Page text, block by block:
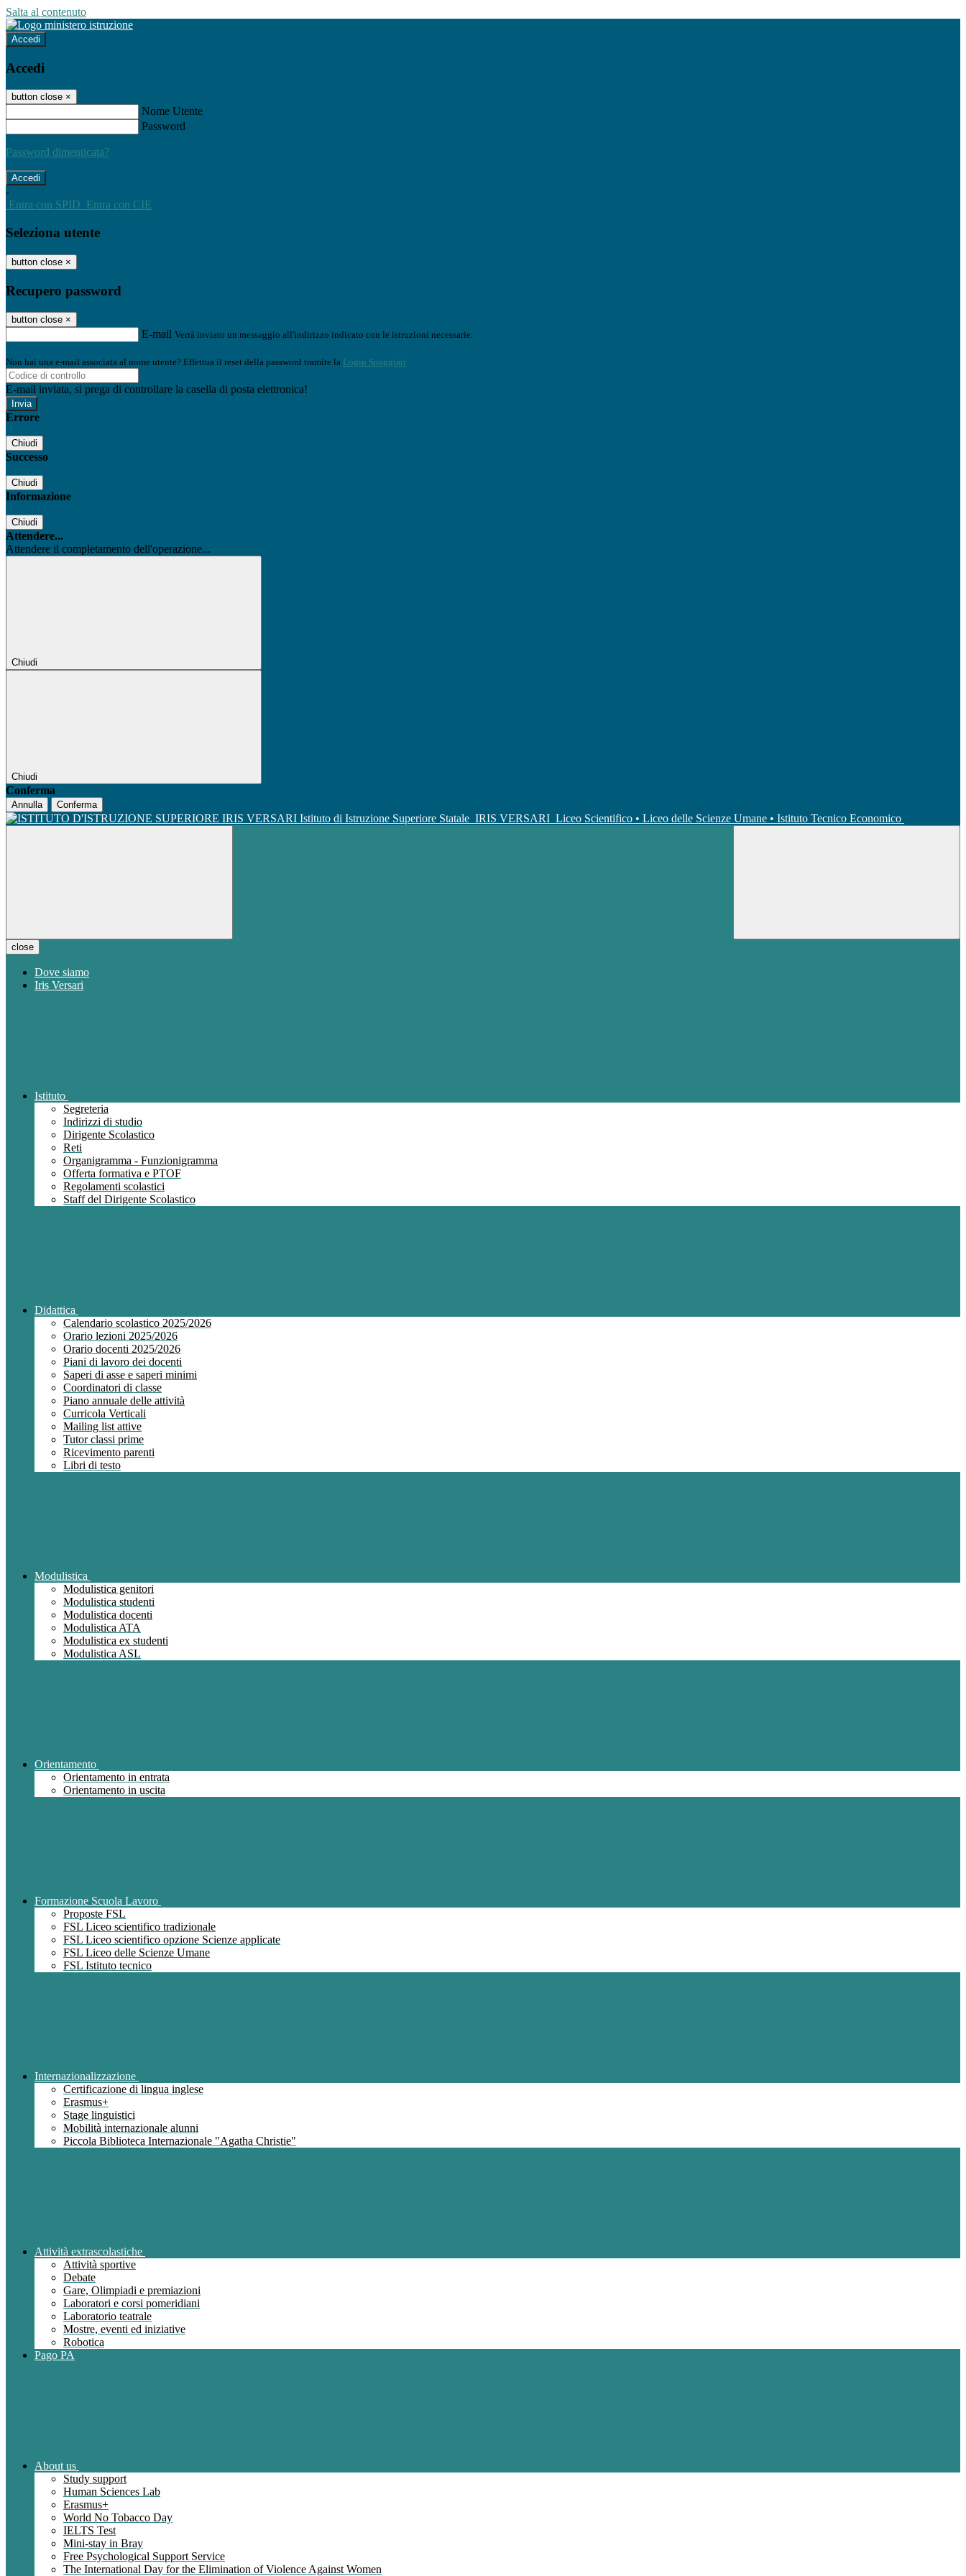
Salta al contenuto
Accedi
Accedi
button close ×
Nome Utente
Password
Password dimenticata?
-
Entra con SPID Entra con CIE
Seleziona utente
button close ×
Recupero password
button close ×
E-mail Verrà inviato un messaggio all'indirizzo indicato con le istruzioni necessarie.
Non hai una e-mail associata al nome utente? Effettua il reset della password tramite la Login Spaggiari
E-mail inviata, si prega di controllare la casella di posta elettronica!
Errore
Chiudi
Successo
Chiudi
Informazione
Chiudi
Attendere...
Attendere il completamento dell'operazione...
Chiudi
Chiudi
Conferma
Annulla Conferma
Istituto di Istruzione Superiore Statale IRIS VERSARI Liceo Scientifico • Liceo delle Scienze Umane • Istituto Tecnico Economico
close
Dove siamo
Iris Versari
Istituto
Segreteria
Indirizzi di studio
Dirigente Scolastico
Reti
Organigramma - Funzionigramma
Offerta formativa e PTOF
Regolamenti scolastici
Staff del Dirigente Scolastico
Didattica
Calendario scolastico 2025/2026
Orario lezioni 2025/2026
Orario docenti 2025/2026
Piani di lavoro dei docenti
Saperi di asse e saperi minimi
Coordinatori di classe
Piano annuale delle attività
Curricola Verticali
Mailing list attive
Tutor classi prime
Ricevimento parenti
Libri di testo
Modulistica
Modulistica genitori
Modulistica studenti
Modulistica docenti
Modulistica ATA
Modulistica ex studenti
Modulistica ASL
Orientamento
Orientamento in entrata
Orientamento in uscita
Formazione Scuola Lavoro
Proposte FSL
FSL Liceo scientifico tradizionale
FSL Liceo scientifico opzione Scienze applicate
FSL Liceo delle Scienze Umane
FSL Istituto tecnico
Internazionalizzazione
Certificazione di lingua inglese
Erasmus+
Stage linguistici
Mobilità internazionale alunni
Piccola Biblioteca Internazionale "Agatha Christie"
Attività extrascolastiche
Attività sportive
Debate
Gare, Olimpiadi e premiazioni
Laboratori e corsi pomeridiani
Laboratorio teatrale
Mostre, eventi ed iniziative
Robotica
Pago PA
About us
Study support
Human Sciences Lab
Erasmus+
World No Tobacco Day
IELTS Test
Mini-stay in Bray
Free Psychological Support Service
The International Day for the Elimination of Violence Against Women